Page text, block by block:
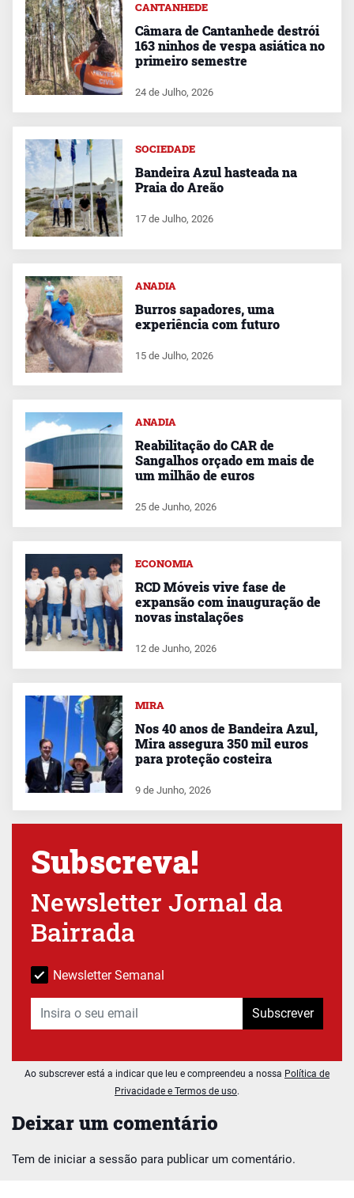
Deixar um comentário
Tem de iniciar a sessão para publicar um comentário.
CANTANHEDE
Câmara de Cantanhede destrói
163 ninhos de vespa asiática no
primeiro semestre
24 de Julho, 2026
SOCIEDADE
Bandeira Azul hasteada na
Praia do Areão
17 de Julho, 2026
ANADIA
Burros sapadores, uma
experiência com futuro
15 de Julho, 2026
ANADIA
Reabilitação do CAR de
Sangalhos orçado em mais de
um milhão de euros
25 de Junho, 2026
ECONOMIA
RCD Móveis vive fase de
expansão com inauguração de
novas instalações
12 de Junho, 2026
MIRA
Nos 40 anos de Bandeira Azul,
Mira assegura 350 mil euros
para proteção costeira
9 de Junho, 2026
Subscreva!
Newsletter Jornal da
Bairrada
Newsletter Semanal
Subscrever
Ao subscrever está a indicar que leu e compreendeu a nossa Política de
Privacidade e Termos de uso.